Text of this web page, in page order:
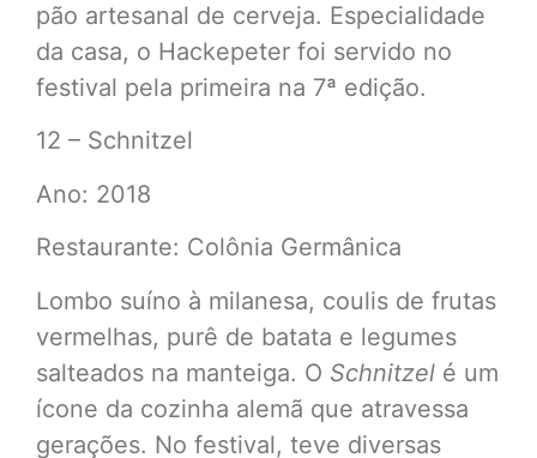
pão artesanal de cerveja. Especialidade
da casa, o Hackepeter foi servido no
festival pela primeira na 7ª edição.
12 – Schnitzel
Ano: 2018
Restaurante: Colônia Germânica
Lombo suíno à milanesa, coulis de frutas
vermelhas, purê de batata e legumes
salteados na manteiga. O Schnitzel é um
ícone da cozinha alemã que atravessa
gerações. No festival, teve diversas